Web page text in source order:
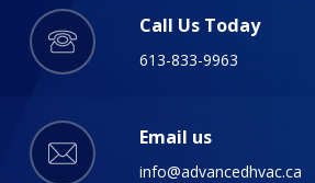
Call Us Today
613-833-9963
Email us
info@advancedhvac.ca